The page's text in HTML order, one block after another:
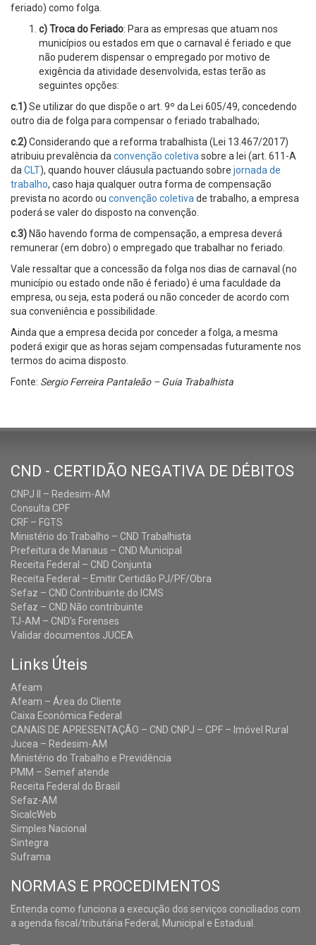
feriado) como folga.
c) Troca do Feriado: Para as empresas que atuam nos
municípios ou estados em que o carnaval é feriado e que
não puderem dispensar o empregado por motivo de
exigência da atividade desenvolvida, estas terão as
seguintes opções:
c.1)Se utilizar do que dispõe o art. 9º da Lei 605/49, concedendo
outro dia de folga para compensar o feriado trabalhado;
c.2)Considerando que a reforma trabalhista (Lei 13.467/2017)
atribuiu prevalência da convenção coletiva sobre a lei (art. 611-A
da CLT), quando houver cláusula pactuando sobre jornada de
trabalho, caso haja qualquer outra forma de compensação
prevista no acordo ou convenção coletiva de trabalho, a empresa
poderá se valer do disposto na convenção.
c.3) Não havendo forma de compensação, a empresa deverá
remunerar (em dobro) o empregado que trabalhar no feriado.
Vale ressaltar que a concessão da folga nos dias de carnaval (no
município ou estado onde não é feriado) é uma faculdade da
empresa, ou seja, esta poderá ou não conceder de acordo com
sua conveniência e possibilidade.
Ainda que a empresa decida por conceder a folga, a mesma
poderá exigir que as horas sejam compensadas futuramente nos
termos do acima disposto.
Fonte: Sergio Ferreira Pantaleão – Guia Trabalhista
CND - CERTIDÃO NEGATIVA DE DÉBITOS
CNPJ II – Redesim-AM
Consulta CPF
CRF – FGTS
Ministério do Trabalho – CND Trabalhista
Prefeitura de Manaus – CND Municipal
Receita Federal – CND Conjunta
Receita Federal – Emitir Certidão PJ/PF/Obra
Sefaz – CND Contribuinte do ICMS
Sefaz – CND Não contribuinte
TJ-AM – CND's Forenses
Validar documentos JUCEA
Links Úteis
Afeam
Afeam – Área do Cliente
Caixa Econômica Federal
CANAIS DE APRESENTAÇÃO – CND CNPJ – CPF – Imóvel Rural
Jucea – Redesim-AM
Ministério do Trabalho e Previdência
PMM – Semef atende
Receita Federal do Brasil
Sefaz-AM
SicalcWeb
Simples Nacional
Sintegra
Suframa
NORMAS E PROCEDIMENTOS
Entenda como funciona a execução dos serviços conciliados com
a agenda fiscal/tributária Federal, Municipal e Estadual.